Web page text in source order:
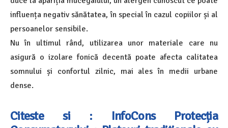
influența negativ sănătatea, în special în cazul copiilor și al
persoanelor sensibile.
Nu în ultimul rând, utilizarea unor materiale care nu
asigură o izolare fonică decentă poate afecta calitatea
somnului și confortul zilnic, mai ales în medii urbane
dense.
Citeste si : InfoCons Protecția